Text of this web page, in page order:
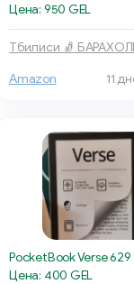
Цена: 950 GEL
Тбилиси 🧦
Amazon 11
PocketBook Verse 629
Цена: 400 GEL